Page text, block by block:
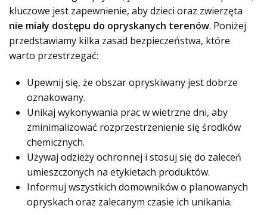
kluczowe jest zapewnienie, aby dzieci oraz zwierzęta
nie miały dostępu do opryskanych terenów. Poniżej
przedstawiamy kilka zasad bezpieczeństwa, które
warto przestrzegać:
Upewnij się, że obszar opryskiwany jest dobrze
oznakowany.
Unikaj wykonywania prac w wietrzne dni, aby
zminimalizować rozprzestrzenienie się środków
chemicznych.
Używaj odzieży ochronnej i stosuj się do zaleceń
umieszczonych na etykietach produktów.
Informuj wszystkich domowników o planowanych
opryskach oraz zalecanym czasie ich unikania.